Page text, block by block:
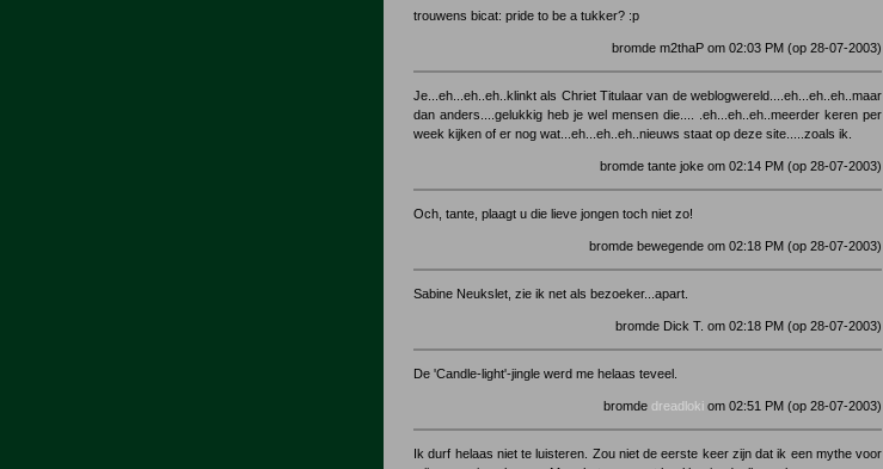
trouwens bicat: pride to be a tukker? :p
bromde m2thaP om 02:03 PM (op 28-07-2003)
Je...eh...eh..eh..klinkt als Chriet Titulaar van de weblogwereld....eh...eh..eh..maar
dan anders....gelukkig heb je wel mensen die.... .eh...eh..eh..meerder keren per
week kijken of er nog wat...eh...eh..eh..nieuws staat op deze site.....zoals ik.
bromde tante joke om 02:14 PM (op 28-07-2003)
Och, tante, plaagt u die lieve jongen toch niet zo!
bromde bewegende om 02:18 PM (op 28-07-2003)
Sabine Neukslet, zie ik net als bezoeker...apart.
bromde Dick T. om 02:18 PM (op 28-07-2003)
De 'Candle-light'-jingle werd me helaas teveel.
bromde dreadloki om 02:51 PM (op 28-07-2003)
Ik durf helaas niet te luisteren. Zou niet de eerste keer zijn dat ik een mythe voor